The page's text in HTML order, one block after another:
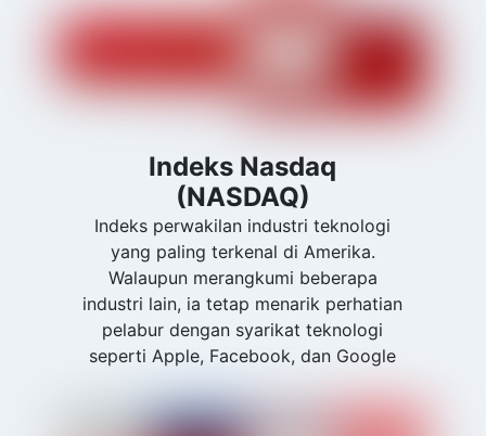
Indeks Nasdaq
(NASDAQ)
Indeks perwakilan industri teknologi
yang paling terkenal di Amerika.
Walaupun merangkumi beberapa
industri lain, ia tetap menarik perhatian
pelabur dengan syarikat teknologi
seperti Apple, Facebook, dan Google